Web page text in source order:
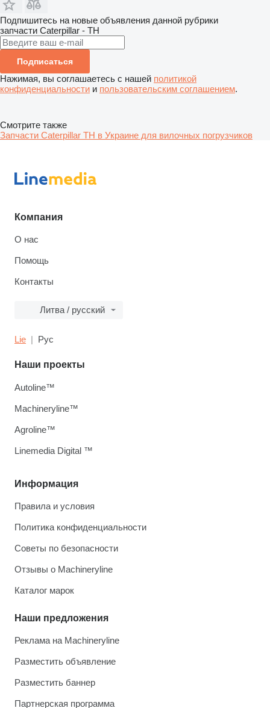
Подпишитесь на новые объявления данной рубрики
запчасти Caterpillar - TH
Подписаться
Нажимая, вы соглашаетесь с нашей политикой
конфиденциальности и пользовательским соглашением.
Смотрите также
Запчасти Caterpillar TH в Украине для вилочных погрузчиков
Компания
О нас
Помощь
Контакты
Литва / русский
Lie Рус
Информация
Правила и условия
Политика конфиденциальности
Советы по безопасности
Отзывы о Machineryline
Каталог марок
Наши предложения
Реклама на Machineryline
Разместить объявление
Разместить баннер
Партнерская программа
Наши проекты
Autoline™
Machineryline™
Agroline™
Linemedia Digital ™